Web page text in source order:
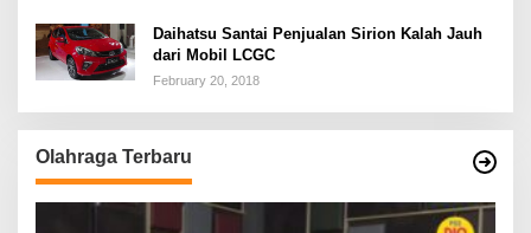
Daihatsu Santai Penjualan Sirion Kalah Jauh
dari Mobil LCGC
February 20, 2018
Olahraga Terbaru